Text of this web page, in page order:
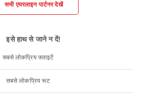
सभी एयरलाइन पार्टनर देखें
इसे हाथ से जाने न दें!
सबसे लोकप्रिय फ़्लाइटें
सबसे लोकप्रिय रूट